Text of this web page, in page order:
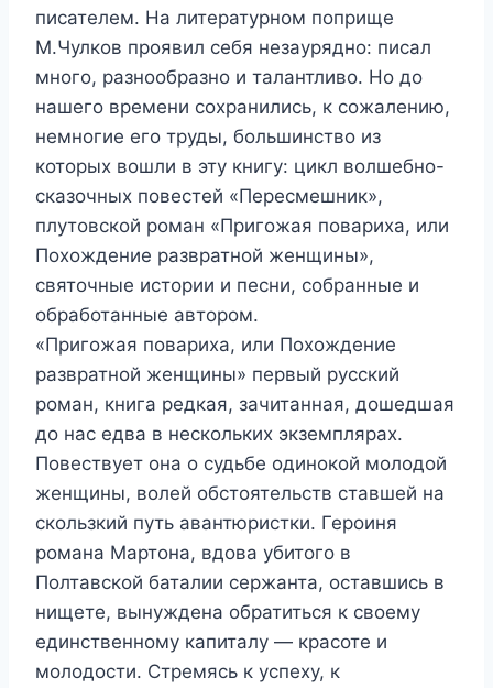
писателем. На литературном поприще
М.Чулков проявил себя незаурядно: писал
много, разнообразно и талантливо. Но до
нашего времени сохранились, к сожалению,
немногие его труды, большинство из
которых вошли в эту книгу: цикл волшебно-
сказочных повестей «Пересмешник»,
плутовской роман «Пригожая повариха, или
Похождение развратной женщины»,
святочные истории и песни, собранные и
обработанные автором.
«Пригожая повариха, или Похождение
развратной женщины» первый русский
роман, книга редкая, зачитанная, дошедшая
до нас едва в нескольких экземплярах.
Повествует она о судьбе одинокой молодой
женщины, волей обстоятельств ставшей на
скользкий путь авантюристки. Героиня
романа Мартона, вдова убитого в
Полтавской баталии сержанта, оставшись в
нищете, вынуждена обратиться к своему
единственному капиталу — красоте и
молодости. Стремясь к успеху, к